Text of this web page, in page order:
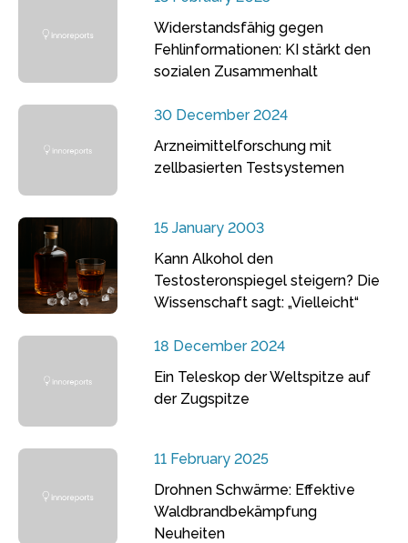
Widerstandsfähig gegen
Fehlinformationen: KI stärkt den
sozialen Zusammenhalt
30 December 2024
Arzneimittelforschung mit
zellbasierten Testsystemen
15 January 2003
Kann Alkohol den
Testosteronspiegel steigern? Die
Wissenschaft sagt: „Vielleicht“
18 December 2024
Ein Teleskop der Weltspitze auf
der Zugspitze
11 February 2025
Drohnen Schwärme: Effektive
Waldbrandbekämpfung
Neuheiten